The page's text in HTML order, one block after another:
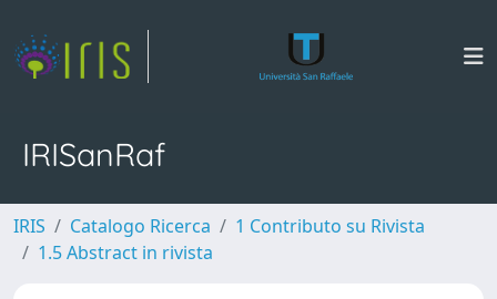
IRISanRaf
IRIS Catalogo Ricerca
1 Contributo su Rivista
1.5 Abstract in rivista